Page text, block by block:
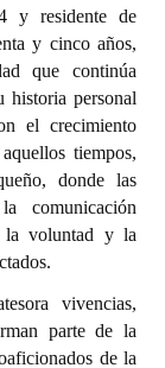
y residente de
y cinco años,
que continúa
historia personal
el crecimiento
tiempos,
donde las
comunicación
la voluntad y la
vivencias,
parte de la
de la